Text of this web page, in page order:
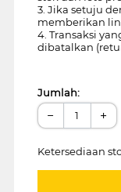
3. Jika setuju
memberikan
4. Transaksi
dibatalkan
Jumlah:
− +
Ketersediaan